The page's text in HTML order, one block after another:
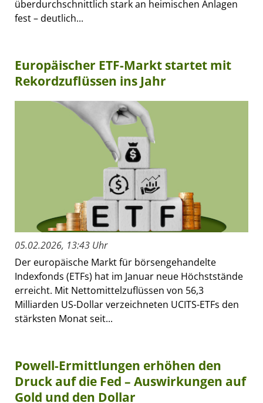
überdurchschnittlich stark an heimischen Anlagen
fest – deutlich...
Europäischer ETF-Markt startet mit
Rekordzuflüssen ins Jahr
05.02.2026, 13:43 Uhr
Der europäische Markt für börsengehandelte
Indexfonds (ETFs) hat im Januar neue Höchststände
erreicht. Mit Nettomittelzuflüssen von 56,3
Milliarden US-Dollar verzeichneten UCITS-ETFs den
stärksten Monat seit...
Powell-Ermittlungen erhöhen den
Druck auf die Fed – Auswirkungen auf
Gold und den Dollar